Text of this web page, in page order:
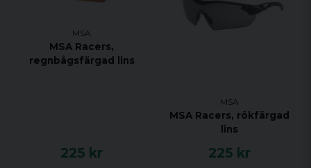
MSA
MSA Racers,
regnbågsfärgad lins
225 kr
MSA
MSA Racers, rökfärgad
lins
225 kr